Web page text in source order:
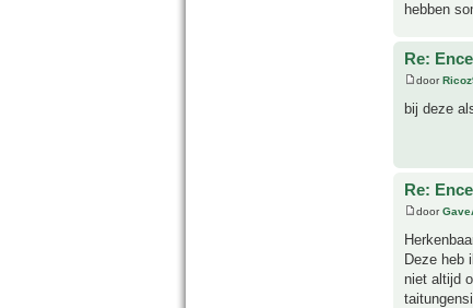
hebben
Re:
door
bij deze
Re:
door
Deze heb
niet altijd